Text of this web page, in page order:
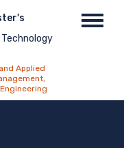
Applied